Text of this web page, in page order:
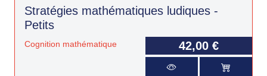
Stratégies mathématiques ludiques -
Petits
Cognition mathématique 42,00 €